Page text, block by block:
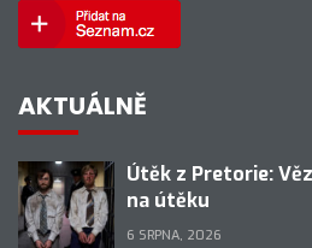
AKTUÁLNĚ
Útěk z Pretorie:
na útěku
6 SRPNA, 2026